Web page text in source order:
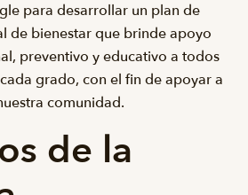
para desarrollar un plan de
de bienestar que brinde apoyo
preventivo y educativo a todos
grado, con el fin de apoyar a
comunidad.
de la